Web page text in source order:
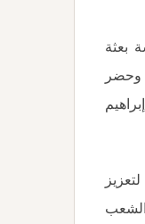
بعثة
وحضر